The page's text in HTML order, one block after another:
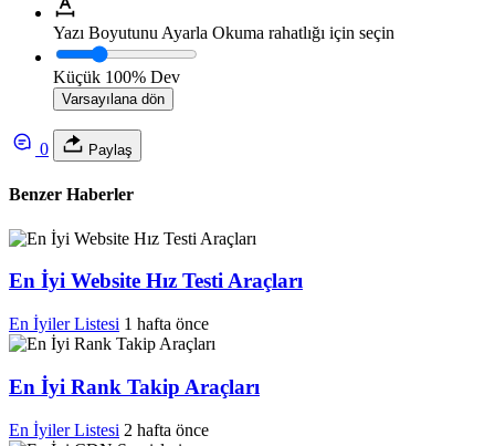
Yazı Boyutunu Ayarla Okuma rahatlığı için seçin
Küçük 100% Dev
Varsayılana dön
0 Paylaş
Benzer Haberler
En İyi Website Hız Testi Araçları
En İyiler Listesi 1 hafta önce
En İyi Rank Takip Araçları
En İyiler Listesi 2 hafta önce